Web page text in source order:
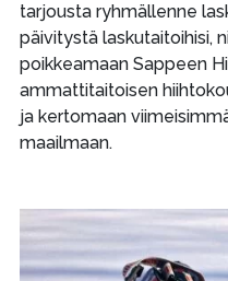
tarjousta ryhmällenne
päivitystä laskutaitoihisi,
poikkeamaan Sappeen
ammattitaitoisen
ja kertomaan
maailmaan.